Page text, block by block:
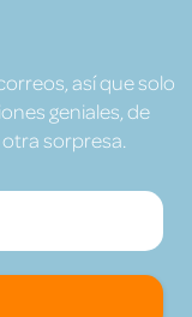
así que solo
geniales, de
sorpresa.